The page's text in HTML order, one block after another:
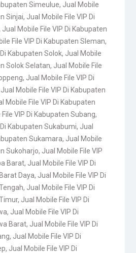
Simeulue, Jual Mobile
Sinjai, Jual Mobile File VIP Di
Jual Mobile File VIP Di Kabupaten
File VIP Di Kabupaten Sleman,
Kabupaten Solok, Jual Mobile
Solok Selatan, Jual Mobile File
, Jual Mobile File VIP Di
Jual Mobile File VIP Di Kabupaten
Mobile File VIP Di Kabupaten
VIP Di Kabupaten Subang,
Kabupaten Sukabumi, Jual
Sukamara, Jual Mobile
Sukoharjo, Jual Mobile File VIP
Barat, Jual Mobile File VIP Di
Daya, Jual Mobile File VIP Di
, Jual Mobile File VIP Di
, Jual Mobile File VIP Di
, Jual Mobile File VIP Di
Barat, Jual Mobile File VIP Di
, Jual Mobile File VIP Di
, Jual Mobile File VIP Di